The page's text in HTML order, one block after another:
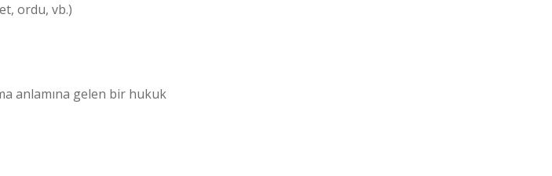
ordu, vb.)
anlamına gelen bir hukuk